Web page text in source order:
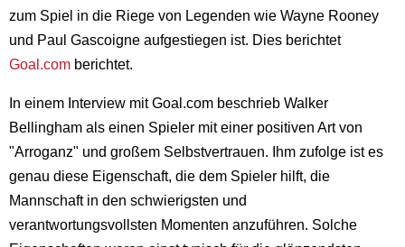
zum Spiel in die Riege von Legenden wie Wayne Rooney
und Paul Gascoigne aufgestiegen ist. Dies berichtet
Goal.com berichtet.
In einem Interview mit Goal.com beschrieb Walker
Bellingham als einen Spieler mit einer positiven Art von
"Arroganz" und großem Selbstvertrauen. Ihm zufolge ist es
genau diese Eigenschaft, die dem Spieler hilft, die
Mannschaft in den schwierigsten und
verantwortungsvollsten Momenten anzuführen. Solche